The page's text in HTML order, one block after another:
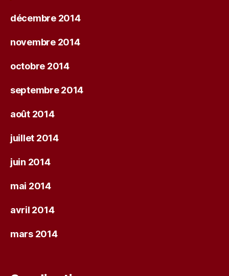
décembre 2014
novembre 2014
octobre 2014
septembre 2014
août 2014
juillet 2014
juin 2014
mai 2014
avril 2014
mars 2014